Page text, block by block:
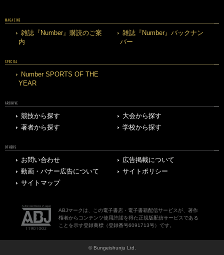
MAGAZINE
雑誌『Number』購読のご案
内
雑誌『Number』バックナン
バー
SPECIAL
Number SPORTS OF THE
YEAR
ARCHIVE
競技から探す
大会から探す
著者から探す
学校から探す
OTHERS
お問い合わせ
広告掲載について
動画・バナー広告について
サイトポリシー
サイトマップ
ABJマークは、この電子書店・電子書籍配信サービスが、著作
権者からコンテンツ使用許諾を得た正規版配信サービスである
ことを示す登録商標（登録番号6091713号）です。
© Bungeishunju Ltd.